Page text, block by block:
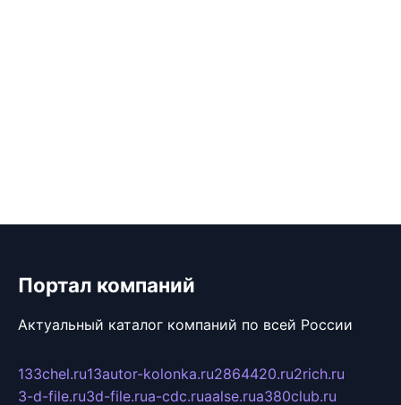
Портал компаний
Актуальный каталог компаний по всей России
133chel.ru13autor-kolonka.ru2864420.ru2rich.ru
3-d-file.ru3d-file.rua-cdc.ruaalse.rua380club.ru